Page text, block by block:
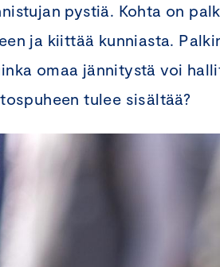
pystiä. Kohta on
ja kiittää kunniasta.
omaa jännitystä voi
tulee sisältää?